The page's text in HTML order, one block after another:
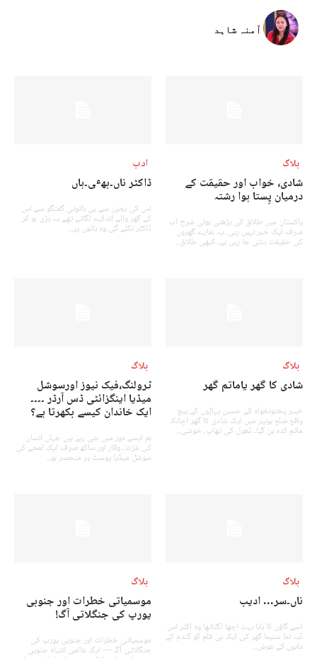
آمنہ شاہد
بلاگ
شادی، خواب اور حقیقت کے
درمیان پِستا ہوا رشتہ
پاکستان میں طلاق کی بڑھتی ہوئی شرح اب
صرف ایک خبر نہیں رہی، یہ ہمارے گھروں
کی حقیقت بنتی جا رہی ہے۔ کبھی طلاق...
ادب
ڈاکٹر ناں۔بھٸ۔ہاں
اس کی بچپن سے ہی باتونی گفتگو سے اس
کے گھر والے اندازے لگاتے تھے یہ بڑی ہو کر
ڈاکٹر نکلے گی۔وہ باتوں پر...
بلاگ
شادی کا گھر یاماتم گھر
خیبر پختونخواہ کے حسین پہاڑوں کے بیچ
واقع ضلع بونیر میں ایک شادی کا گھر اچانک
ماتم کدہ بن گیا۔ ڈھول کی تھاپ، خوشی...
بلاگ
ٹرولنگ،فیک نیوز اورسوشل
میڈیا اینگزائٹی ڈس آرڈر ۔۔۔۔
ایک خاندان کیسے بکھرتا ہے؟
ہم ایسے دور میں جی رہے ہیں جہاں انسان
کی عزت، وقار اور ساکھ صرف ایک لمحے کی
سوشل میڈیا پوسٹ پر منحصر ہو...
بلاگ
ناں۔سر… ادیب
اسے گاؤں کا بابا بہت اچھا لگتاتھا وہ اکثر اس
ڈبہ نما سنیما گھر کی ایک ہی فلم کو گندم کے
دانوں کے عوض...
بلاگ
موسمیاتی خطرات اور جنوبی
یورپ کی جنگلاتی آگ!
موسمیاتی خطرات اور جنوبی یورپ کی
جنگلاتی آگ — ایک عالمی انتباہ جنوبی